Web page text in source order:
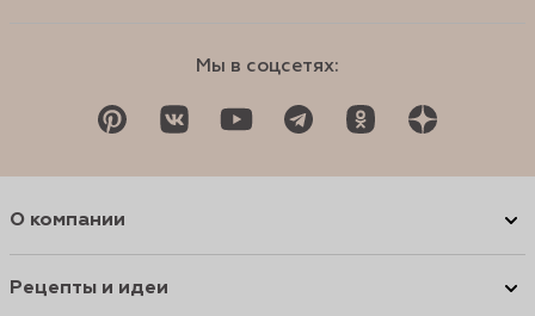
Мы в соцсетях:
О компании
Рецепты и идеи